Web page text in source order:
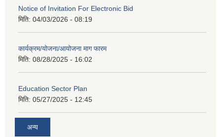
Notice of Invitation For Electronic Bid
मिति: 04/03/2026 - 08:19
कार्यक्रम/योजना/आयोजना माग फारम
मिति: 08/28/2025 - 16:02
Education Sector Plan
मिति: 05/27/2025 - 12:45
अन्य